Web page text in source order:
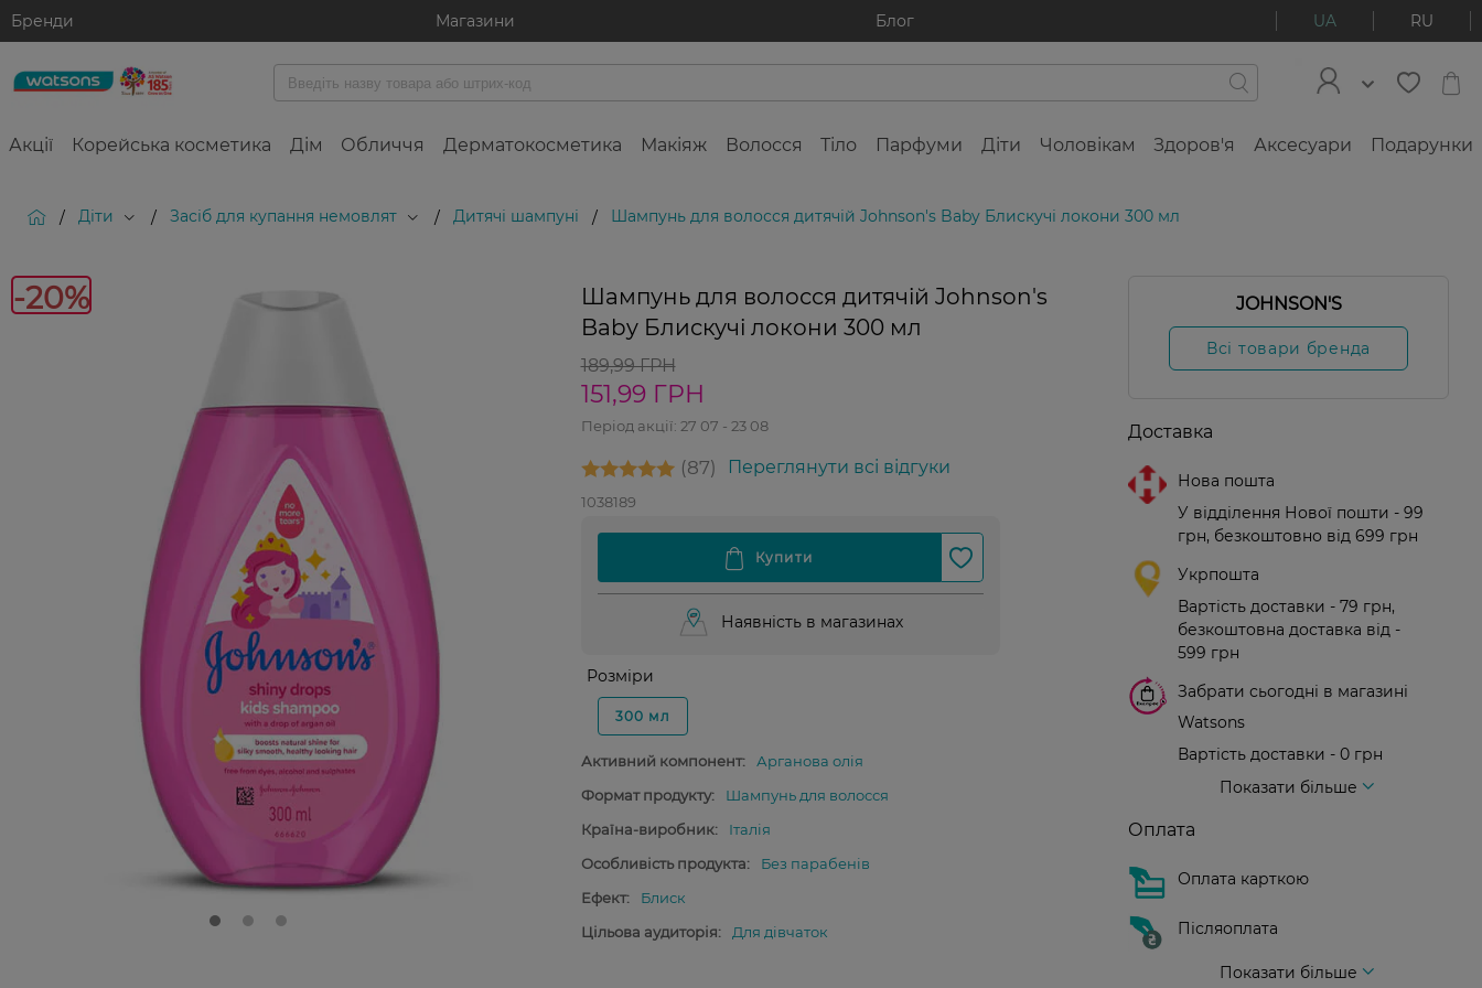
Бренди Магазини Блог UA RU
Акції Корейська косметика Дім Обличчя Дерматокосметика Макіяж Волосся Тіло Парфуми Діти Чоловікам Здоров'я Аксесуари Подарунки
/ Діти / Засіб для купання немовлят / Дитячі шампуні / Шампунь для волосся дитячій Johnson's Baby Блискучі локони 300 мл
-20%
Шампунь для волосся дитячій Johnson's
Baby Блискучі локони 300 мл
189,99 ГРН
151,99 ГРН
Період акції: 27 07 - 23 08
87 Переглянути всі відгуки
1038189
Наявність в магазинах
Розміри
300 мл
Активний компонент:
Арганова олія
Формат продукту:
Шампунь для волосся
Країна-виробник:
Італія
Особливість продукта:
Без парабенів
Ефект:
Блиск
Цільова аудиторія:
Для дівчаток
JOHNSON'S
Всі товари бренда
Доставка
Нова пошта
У відділення Нової пошти - 99
грн, безкоштовно від 699 грн
Укрпошта
Вартість доставки - 79 грн,
безкоштовна доставка від -
599 грн
Забрати сьогодні в магазині
Watsons
Вартість доставки - 0 грн
Показати більше
Оплата
Оплата карткою
Післяоплата
Показати більше